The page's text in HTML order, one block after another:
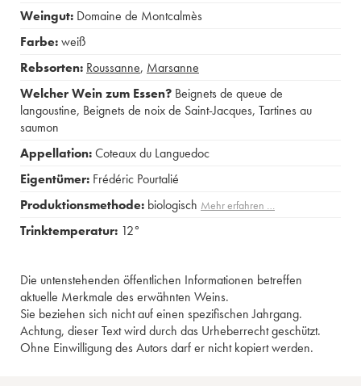
Weingut: Domaine de Montcalmès
Farbe:weiß
Rebsorten: Roussanne, Marsanne
Welcher Wein zum Essen? Beignets de queue de
langoustine, Beignets de noix de Saint-Jacques, Tartines au
saumon
Appellation:Coteaux du Languedoc
Eigentümer: Frédéric Pourtalié
Produktionsmethode: biologisch Mehr erfahren …
Trinktemperatur: 12°
Die untenstehenden öffentlichen Informationen betreffen
aktuelle Merkmale des erwähnten Weins.
Sie beziehen sich nicht auf einen spezifischen Jahrgang.
Achtung, dieser Text wird durch das Urheberrecht geschützt.
Ohne Einwilligung des Autors darf er nicht kopiert werden.